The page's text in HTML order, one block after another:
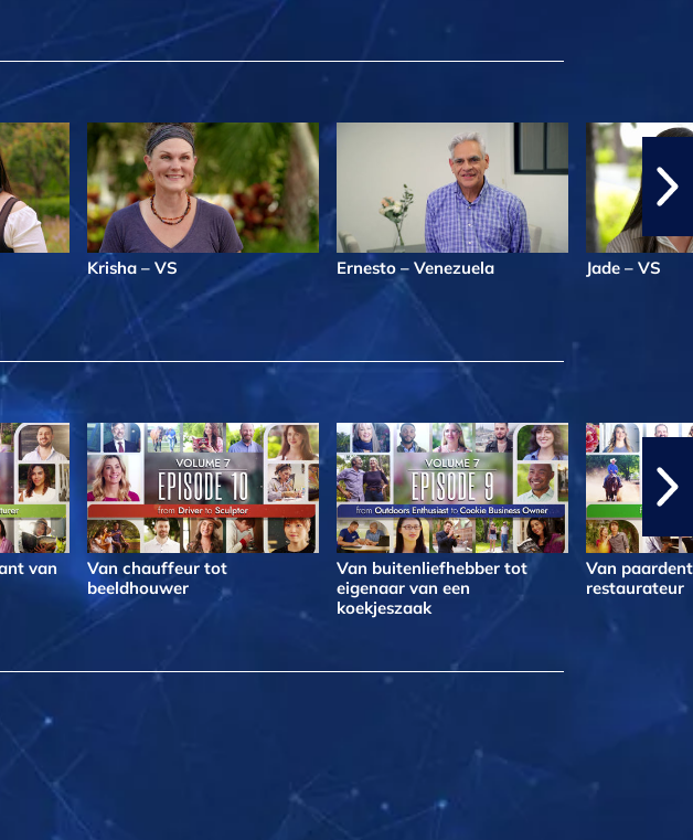
Krisha – VS Ernesto – Venezuela Jade – VS
van
Van chauffeur tot
beeldhouwer
Van buitenliefhebber tot
eigenaar van een
koekjeszaak
Van
restaurateur